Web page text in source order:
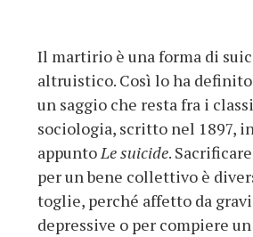
Il martirio è una forma di
altruistico. Così lo ha
un saggio che resta fra i
sociologia, scritto nel 1897,
appuntoLe suicide.
per un bene collettivo è
toglie, perché affetto da
depressive o per compiere